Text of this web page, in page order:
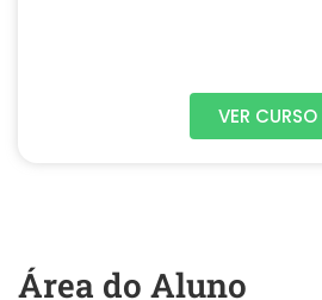
VER CURSO
Área do Aluno